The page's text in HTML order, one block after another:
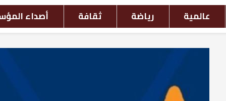
ثقافة أصداء المؤسسات أحداث بالصور